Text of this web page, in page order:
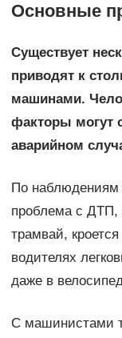
Основные
Существует
приводят к
машинами.
факторы могут
аварийном
По наблюдениям
проблема с ДТП,
трамвай,
водителях
даже в
С машинистами